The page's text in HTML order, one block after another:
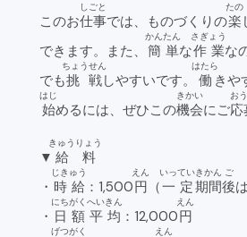
このお仕事
しごと
では、ものづくりの楽
たの
できます。また、 簡単
かんたん
な作業
さぎょう
な
でも挑戦
ちょうせん
しやすいです。 働
はたら
きや
始
はじ
めるには、ぜひこの機会
きかい
にご応
お
▼ 給料
きゅうりょう
・ 時給
じきゅう
：1,500円
えん
（一定
いってい
期間
きかん
後
ご
・ 日額
にちがく
平均
へいきん
：12,000円
えん
げつがく えん